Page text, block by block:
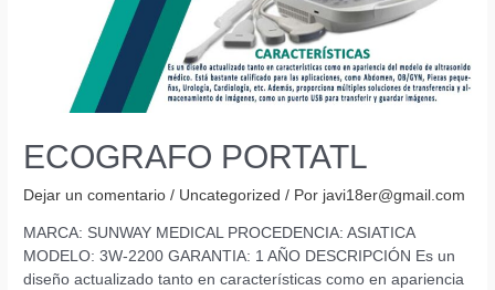
ECOGRAFO PORTATL
Dejar un comentario / Uncategorized / Por javi18er@gmail.com
MARCA: SUNWAY MEDICAL PROCEDENCIA: ASIATICA
MODELO: 3W-2200 GARANTIA: 1 AÑO DESCRIPCIÓN Es un
diseño actualizado tanto en características como en apariencia